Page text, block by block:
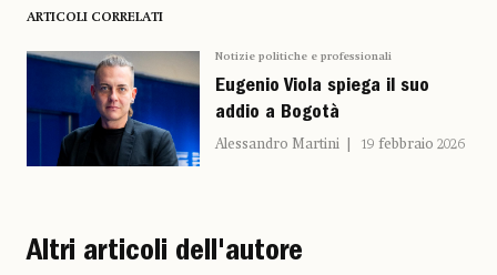
ARTICOLI CORRELATI
Notizie politiche e professionali
Eugenio Viola spiega il suo
addio a Bogotà
Alessandro Martini 19 febbraio 2026
Altri articoli dell'autore